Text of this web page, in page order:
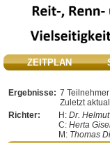
ZEITPLAN
Ergebnisse: 7
Zuletzt
Richter:
H: Dr.
C: Herta
M: Thomas